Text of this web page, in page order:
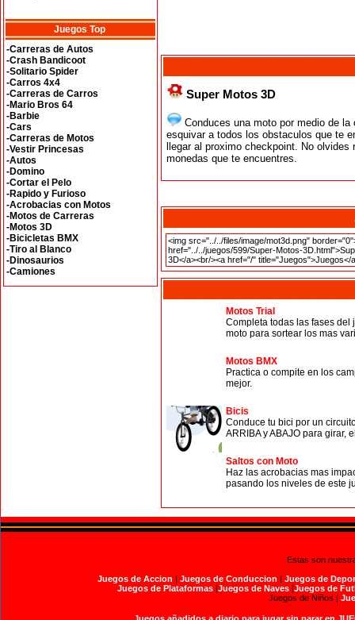
Juegos Top
-Carreras de Autos
-Crash Bandicoot
-Solitario Spider
-Carros 4x4
-Carreras de Carros
-Mario Bros 64
-Barbie
-Cars
-Carreras de Motos
-Vestir Princesas
-Autos
-Domino
-Cortar el Pelo
-Rapido y Furioso
-Acrobacias con Motos
-Motos de Carreras
-Motos 3D
-Bicicletas BMX
-Tiro al Blanco
-Dinosaurios
-Camiones
Super Motos 3D
Conduces una moto por medio de la
esquivar a todos los obstaculos que te
llegar al proximo checkpoint. No olvides
monedas que te encuentres.
Motos Trial
Completa todas las fases
moto para sortear los mas
Motos BMX
Practica o compite en los
mejor.
Bicis
Conduce tu bici por un
ARRIBA y ABAJO para girar,
Saltos con Moto
Haz las acrobacias mas
pasando los niveles de este
Estas son
Juegos de Accion | Juegos de Conduccion | Juegos de
Juegos de Plataformas|Juegos de Naves|Juegos de
Juegos de Niños |